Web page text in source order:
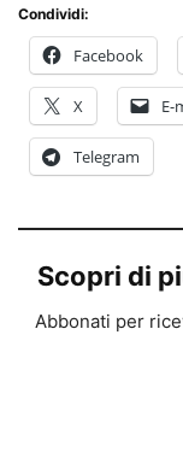
Condividi:
Facebook
X E-
Telegram
Scopri di
Abbonati per